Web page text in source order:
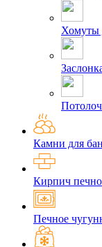
Хомуты
Камни для
Кирпич
Печное